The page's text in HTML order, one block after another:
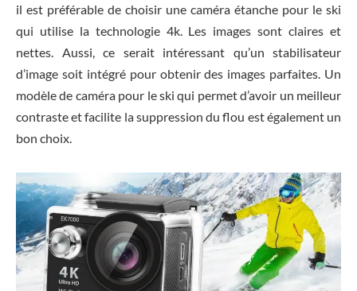
il est préférable de choisir une caméra étanche pour le ski
qui utilise la technologie 4k. Les images sont claires et
nettes. Aussi, ce serait intéressant qu’un stabilisateur
d’image soit intégré pour obtenir des images parfaites. Un
modèle de caméra pour le ski qui permet d’avoir un meilleur
contraste et facilite la suppression du flou est également un
bon choix.